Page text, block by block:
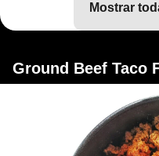
mostrar
Ground Beef Taco